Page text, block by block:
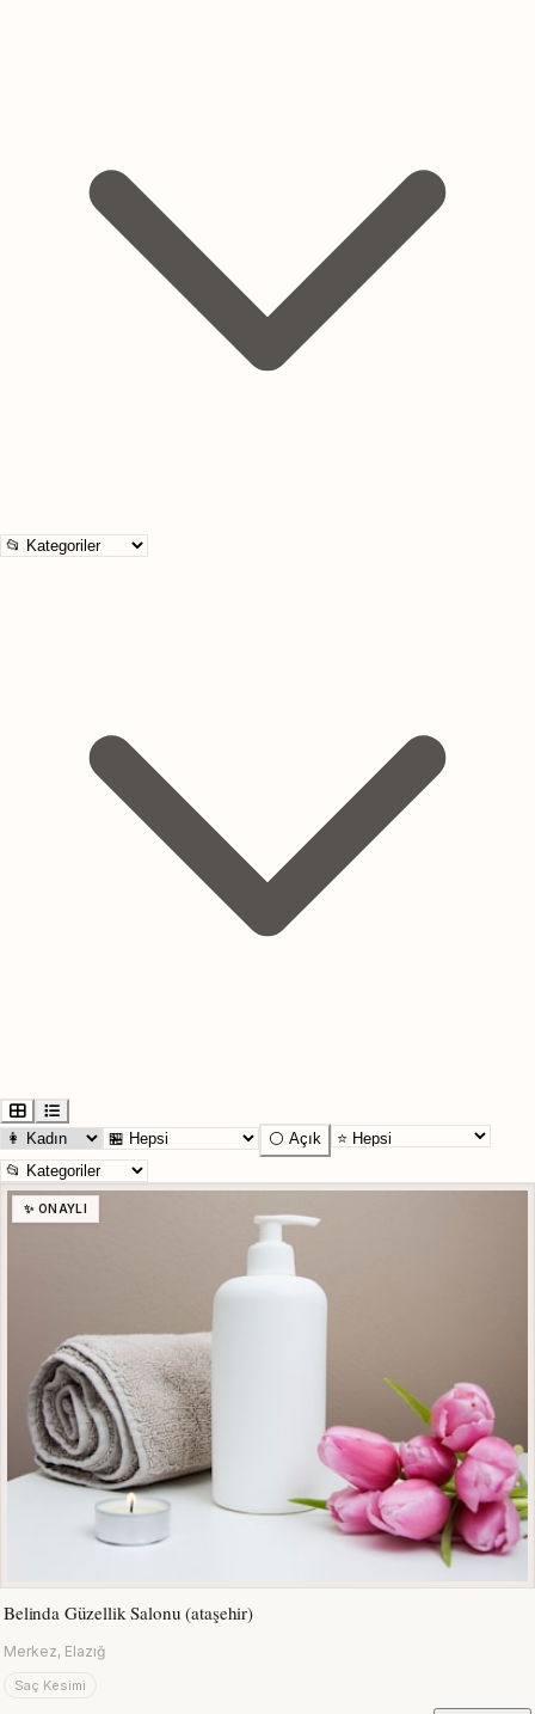
⚪ Açık
✨ ONAYLI
Belinda Güzellik Salonu (ataşehir)
Merkez, Elazığ
Saç Kesimi